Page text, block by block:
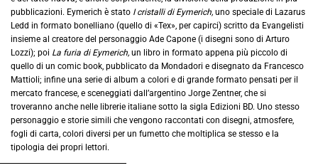
pubblicazioni. Eymerich è stato I cristalli di Eymerich, uno speciale di Lazarus
Ledd in formato bonelliano (quello di «Tex», per capirci) scritto da Evangelisti
insieme al creatore del personaggio Ade Capone (i disegni sono di Arturo
Lozzi); poi La furia di Eymerich, un libro in formato appena più piccolo di
quello di un comic book, pubblicato da Mondadori e disegnato da Francesco
Mattioli; infine una serie di album a colori e di grande formato pensati per il
mercato francese, e sceneggiati dall’argentino Jorge Zentner, che si
troveranno anche nelle librerie italiane sotto la sigla Edizioni BD. Uno stesso
personaggio e storie simili che vengono raccontati con disegni, atmosfere,
fogli di carta, colori diversi per un fumetto che moltiplica se stesso e la
tipologia dei propri lettori.